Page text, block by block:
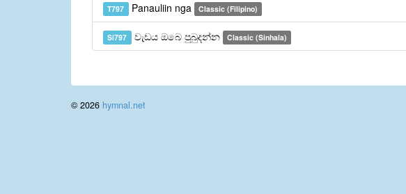
T797 Panauliin nga Classic (Filipino)
Si797 වැඩය ඔබෙ පුබුදන්න Classic (Sinhala)
© 2026 hymnal.net